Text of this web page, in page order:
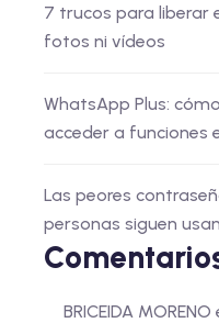
7 trucos para liberar
fotos ni vídeos
WhatsApp Plus:
acceder a funciones
Las peores
personas siguen
BRICEIDA MORENO